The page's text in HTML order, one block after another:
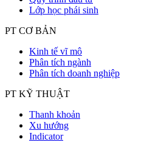
Lớp học phái sinh
PT CƠ BẢN
Kinh tế vĩ mô
Phân tích ngành
Phân tích doanh nghiệp
PT KỸ THUẬT
Thanh khoản
Xu hướng
Indicator